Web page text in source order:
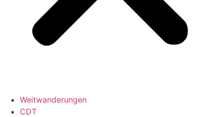
Weitwanderungen
CDT